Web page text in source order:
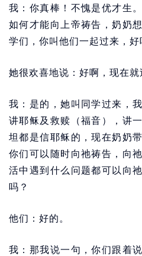
我：你真棒！不愧是优才生
如何才能向上帝祷告，奶奶
学们，你叫他们一起过来，好
她很欢喜地说：好啊，现在就
我：是的，她叫同学过来，
讲耶稣及救赎（福音），讲
坦都是信耶稣的，现在奶奶
你们可以随时向祂祷告，向
活中遇到什么问题都可以向
吗？
他们：好的。
我：那我说一句，你们跟着